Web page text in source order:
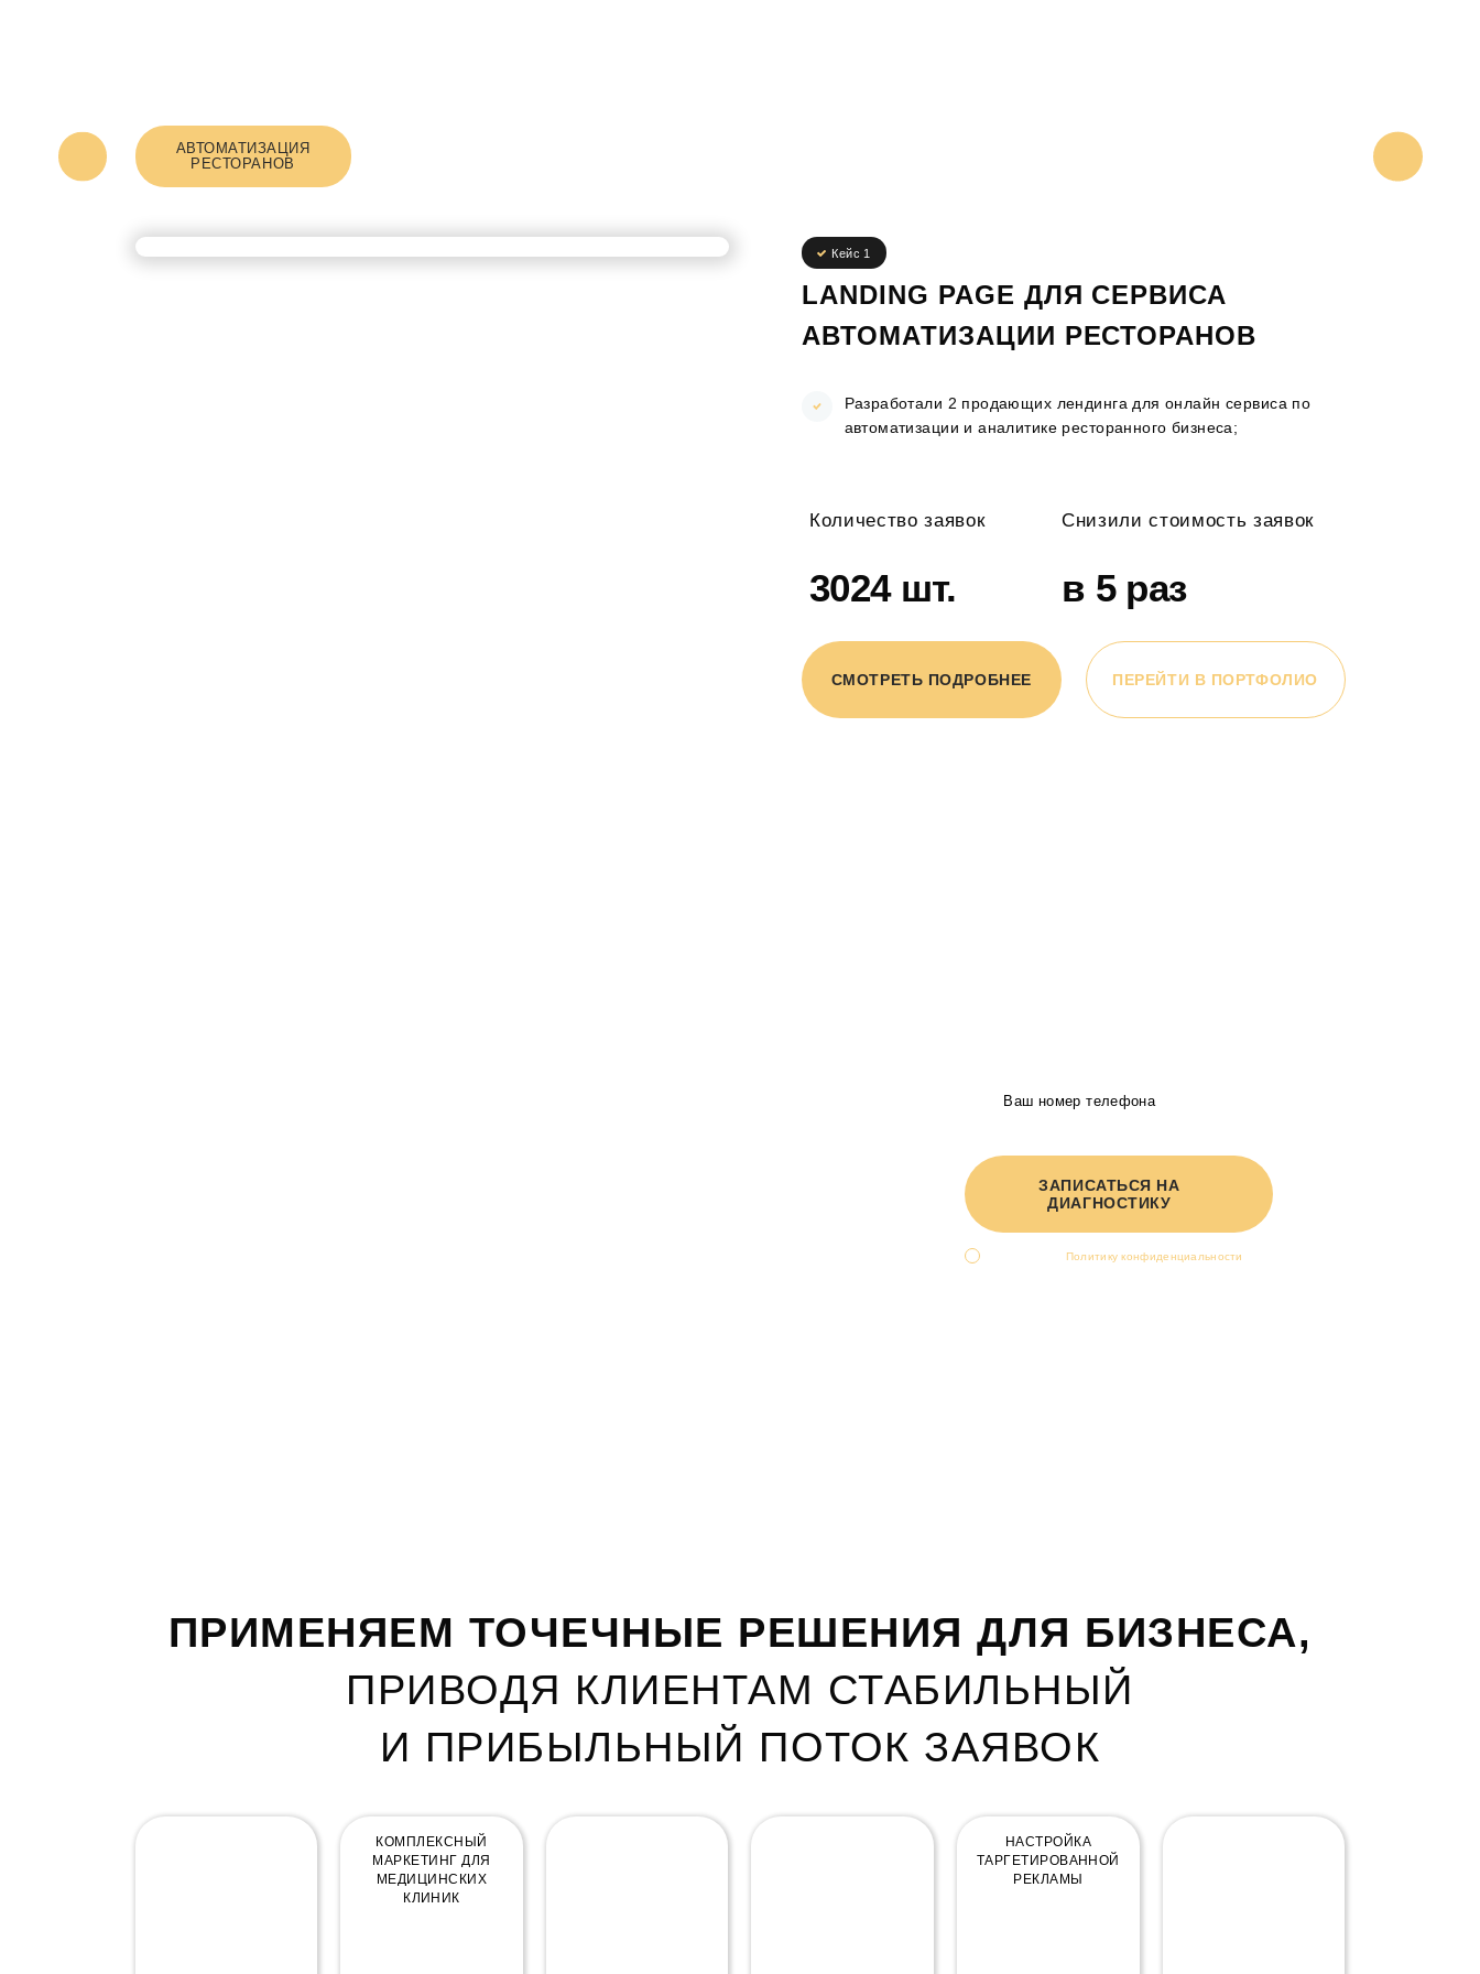
АВТОМАТИЗАЦИЯ
РЕСТОРАНОВ
Кейс 1
LANDING PAGE ДЛЯ СЕРВИСА
АВТОМАТИЗАЦИИ РЕСТОРАНОВ
Разработали 2 продающих лендинга для онлайн сервиса по
автоматизации и аналитике ресторанного бизнеса;
Количество заявок
3024 шт.
Снизили стоимость заявок
в 5 раз
СМОТРЕТЬ ПОДРОБНЕЕ ПЕРЕЙТИ В ПОРТФОЛИО
ЗАПИСАТЬСЯ НА
ДИАГНОСТИКУ
Политику конфиденциальности
ПРИМЕНЯЕМ ТОЧЕЧНЫЕ РЕШЕНИЯ ДЛЯ БИЗНЕСА,
ПРИВОДЯ КЛИЕНТАМ СТАБИЛЬНЫЙ
И ПРИБЫЛЬНЫЙ ПОТОК ЗАЯВОК
КОМПЛЕКСНЫЙ
МАРКЕТИНГ ДЛЯ
МЕДИЦИНСКИХ
КЛИНИК
НАСТРОЙКА
ТАРГЕТИРОВАННОЙ
РЕКЛАМЫ